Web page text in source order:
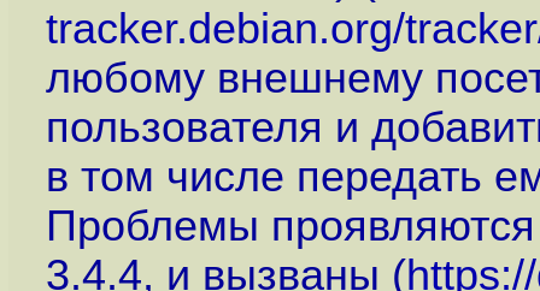
tracker.debian.org/
любому внешнему
пользователя и
в том числе передать
Проблемы
3.4.4, и вызваны (